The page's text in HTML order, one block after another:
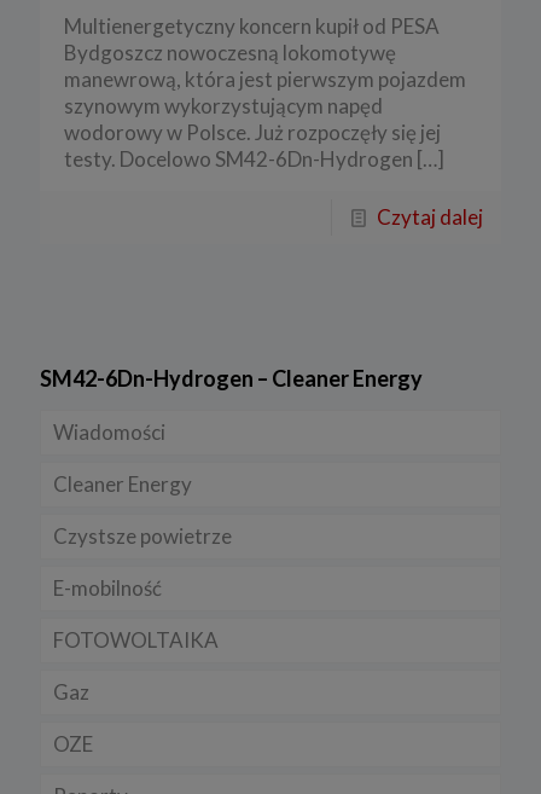
Multienergetyczny koncern kupił od PESA
Bydgoszcz nowoczesną lokomotywę
manewrową, która jest pierwszym pojazdem
szynowym wykorzystującym napęd
wodorowy w Polsce. Już rozpoczęły się jej
testy. Docelowo SM42-6Dn-Hydrogen […]
Czytaj dalej
SM42-6Dn-Hydrogen – Cleaner Energy
Wiadomości
Firmy
Prawo
Rynek/Gospodarka
Cleaner Energy
Dla domu
Dla firmy
Dla samorządu
Czystsze powietrze
E-mobilność
E-ładowarki
Samochody elektryczne EV
Auta hybrydowe m-HEV i HEV
FOTOWOLTAIKA
Gaz
Rynek gazu
OZE